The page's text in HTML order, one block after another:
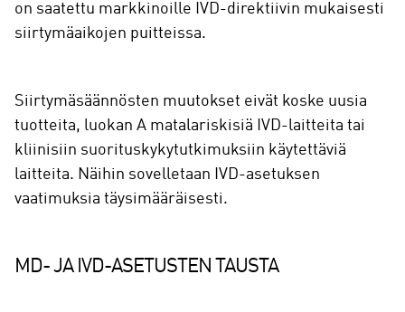
on saatettu markkinoille IVD-direktiivin mukaisesti
siirtymäaikojen puitteissa.
Siirtymäsäännösten muutokset eivät koske uusia
tuotteita, luokan A matalariskisiä IVD-laitteita tai
kliinisiin suorituskykytutkimuksiin käytettäviä
laitteita. Näihin sovelletaan IVD-asetuksen
vaatimuksia täysimääräisesti.
MD- JA IVD-ASETUSTEN TAUSTA